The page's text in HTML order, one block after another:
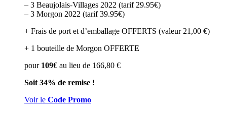
– 3 Beaujolais-Villages 2022 (tarif 29.95€)
– 3 Morgon 2022 (tarif 39.95€)
+ Frais de port et d’emballage OFFERTS (valeur 21,00 €)
+ 1 bouteille de Morgon OFFERTE
pour 109€ au lieu de 166,80 €
Soit 34% de remise !
Voir le Code Promo